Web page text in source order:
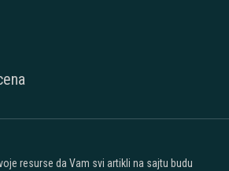
resurse da Vam svi artikli na sajtu budu